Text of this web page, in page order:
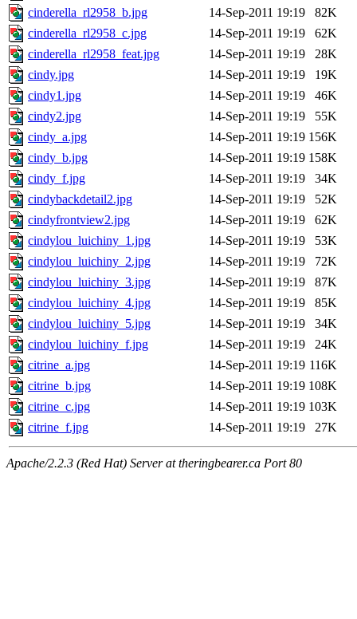
cinderella_rl2958_b.jpg
14-Sep-2011 19:19
82K
cinderella_rl2958_c.jpg
14-Sep-2011 19:19
62K
cinderella_rl2958_feat.jpg
14-Sep-2011 19:19
28K
cindy.jpg
14-Sep-2011 19:19
19K
cindy1.jpg
14-Sep-2011 19:19
46K
cindy2.jpg
14-Sep-2011 19:19
55K
cindy_a.jpg
14-Sep-2011 19:19 156K
cindy_b.jpg
14-Sep-2011 19:19 158K
cindy_f.jpg
14-Sep-2011 19:19
34K
cindybackdetail2.jpg
14-Sep-2011 19:19
52K
cindyfrontview2.jpg
14-Sep-2011 19:19
62K
cindylou_luichiny_1.jpg
14-Sep-2011 19:19
53K
cindylou_luichiny_2.jpg
14-Sep-2011 19:19
72K
cindylou_luichiny_3.jpg
14-Sep-2011 19:19
87K
cindylou_luichiny_4.jpg
14-Sep-2011 19:19
85K
cindylou_luichiny_5.jpg
14-Sep-2011 19:19
34K
cindylou_luichiny_f.jpg
14-Sep-2011 19:19
24K
citrine_a.jpg
14-Sep-2011 19:19 116K
citrine_b.jpg
14-Sep-2011 19:19 108K
citrine_c.jpg
14-Sep-2011 19:19 103K
citrine_f.jpg
14-Sep-2011 19:19 27K
Apache/2.2.3 (Red Hat) Server at theringbearer.ca Port 80